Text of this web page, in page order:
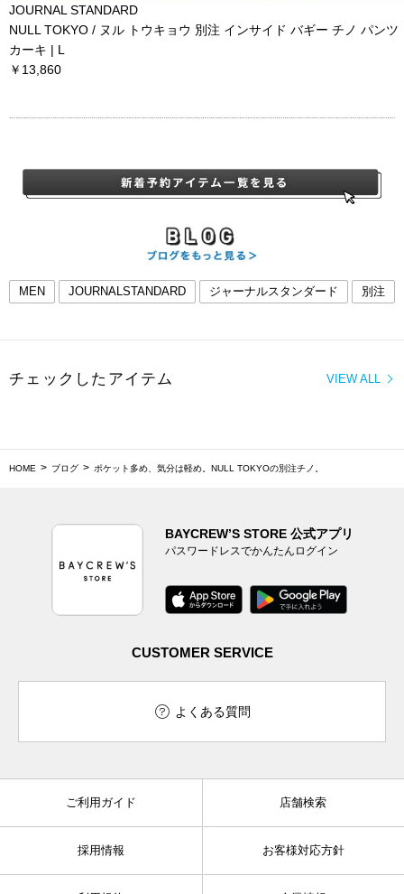
JOURNAL STANDARD
NULL TOKYO / ヌル トウキョウ 別注 インサイド バギー チノ パンツ
カーキ | L
￥13,860
MEN JOURNALSTANDARD ジャーナルスタンダード 別注
パスワードレスでかんたんログイン
CUSTOMER SERVICE
よくある質問
利用規約 企業情報
個人情報保護方針 特定商取引法に基づく表記